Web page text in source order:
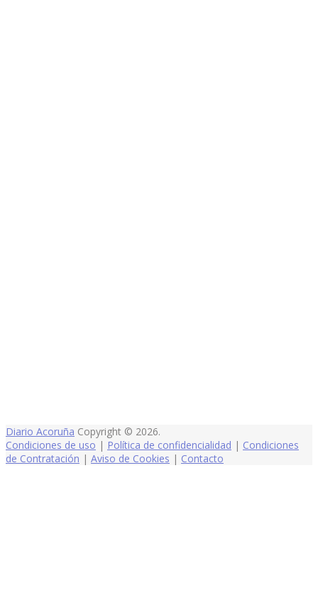
Diario Acoruña Copyright © 2026.
Condiciones de uso | Política de confidencialidad | Condiciones
de Contratación | Aviso de Cookies | Contacto